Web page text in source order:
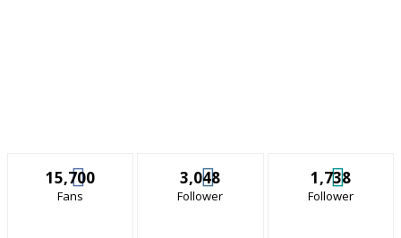
15,700
Fans
3,048
Follower
1,738
Follower